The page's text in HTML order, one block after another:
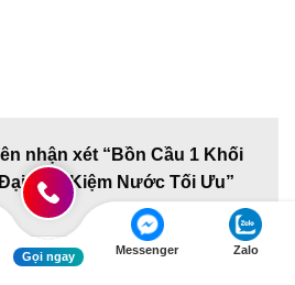
nhận xét “Bồn Cầu 1 Khối
Tiết Kiệm Nước Tối Ưu”
Gọi ngay Messenger Zalo